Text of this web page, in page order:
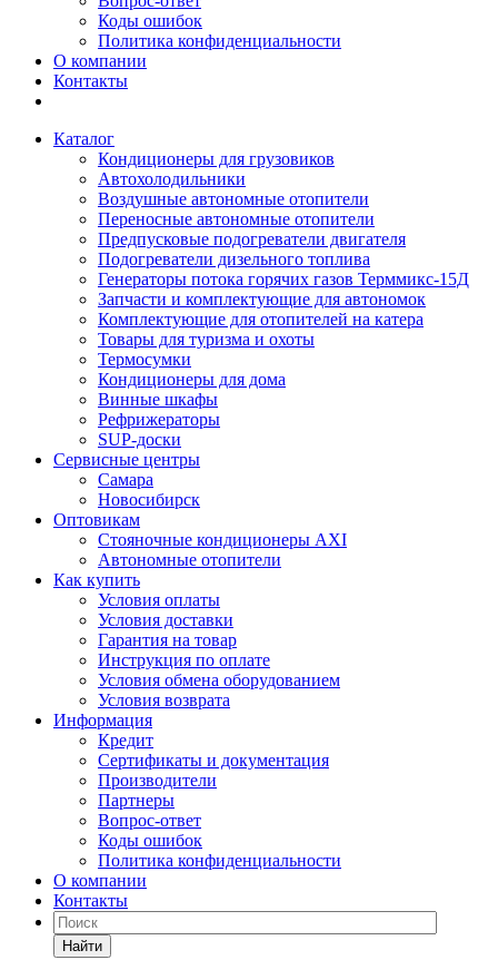
Коды ошибок
Политика конфиденциальности
О компании
Контакты
Каталог
Кондиционеры для грузовиков
Автохолодильники
Воздушные автономные отопители
Переносные автономные отопители
Предпусковые подогреватели двигателя
Подогреватели дизельного топлива
Генераторы потока горячих газов Терммикс-15Д
Запчасти и комплектующие для автономок
Комплектующие для отопителей на катера
Товары для туризма и охоты
Термосумки
Кондиционеры для дома
Винные шкафы
Рефрижераторы
SUP-доски
Сервисные центры
Самара
Новосибирск
Оптовикам
Стояночные кондиционеры AXI
Автономные отопители
Как купить
Условия оплаты
Условия доставки
Гарантия на товар
Инструкция по оплате
Условия обмена оборудованием
Условия возврата
Информация
Кредит
Сертификаты и документация
Производители
Партнеры
Вопрос-ответ
Коды ошибок
Политика конфиденциальности
О компании
Контакты
Найти